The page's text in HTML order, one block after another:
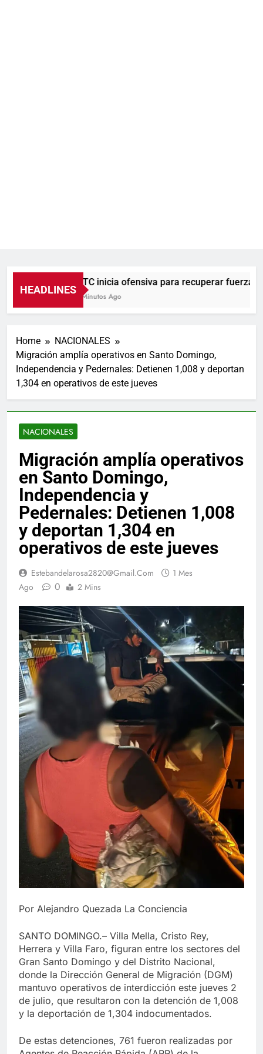
HEADLINES
UNTC inicia ofensiva para recuperar fuerza
24 Minutos Ago
Home
NACIONALES
Migración amplía operativos en Santo Domingo,
Independencia y Pedernales: Detienen 1,008 y deportan
1,304 en operativos de este jueves
NACIONALES
Migración amplía operativos
en Santo Domingo,
Independencia y
Pedernales: Detienen 1,008
y deportan 1,304 en
operativos de este jueves
Estebandelarosa2820@gmail.com
1 Mes
Ago
0 2 Mins
Por Alejandro Quezada La Conciencia
SANTO DOMINGO.– Villa Mella, Cristo Rey,
Herrera y Villa Faro, figuran entre los sectores del
Gran Santo Domingo y del Distrito Nacional,
donde la Dirección General de Migración (DGM)
mantuvo operativos de interdicción este jueves 2
de julio, que resultaron con la detención de 1,008
y la deportación de 1,304 indocumentados.
De estas detenciones, 761 fueron realizadas por